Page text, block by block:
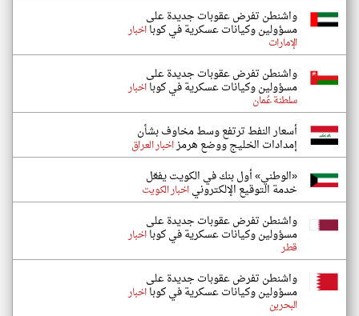
واشنطن تفرض عقوبات جديدة على
مسؤولين وكيانات عسكرية في كوبااخبار
الإمارات
واشنطن تفرض عقوبات جديدة على
مسؤولين وكيانات عسكرية في كوبااخبار
سلطنة عُمان
أسعار النفط ترتفع وسط مخاوف بشأن
إمدادات الخليج ووضع هرمزاخبار العراق
«الوطني» أول بنك في الكويت يفعّل
خدمة التوقيع الإلكترونياخبار الكويت
واشنطن تفرض عقوبات جديدة على
مسؤولين وكيانات عسكرية في كوبااخبار
قطر
واشنطن تفرض عقوبات جديدة على
مسؤولين وكيانات عسكرية في كوبااخبار
البحرين